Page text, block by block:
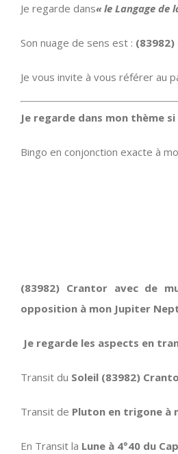
Je regarde dans« le Langage de
Son nuage de sens est :
Je vous invite à vous référer au
Je regarde dans mon thème
Bingo en conjonction exacte à
(83982) Crantor avec de
opposition à mon Jupiter
Je regarde les aspects en
Transit du Soleil (83982)
Transit de Pluton en trigone à
En Transit la Lune à 4°40 du